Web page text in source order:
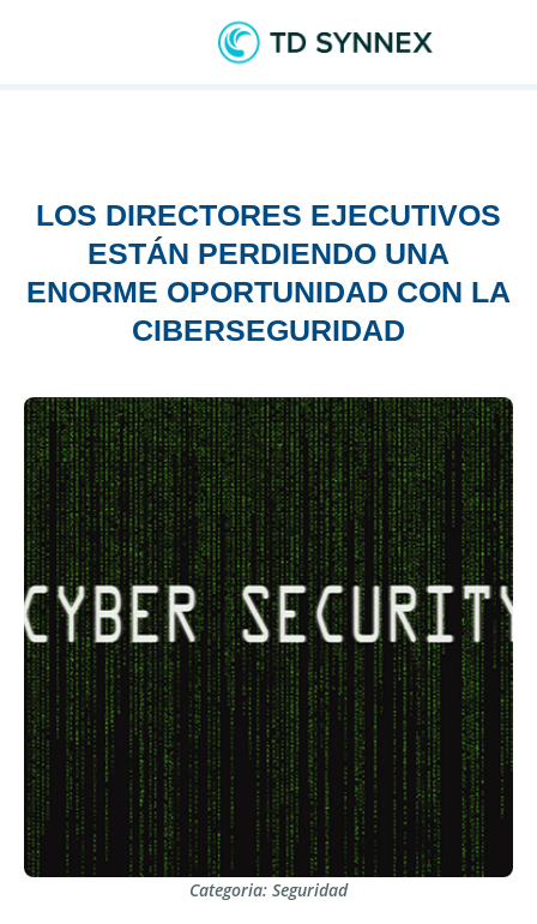
LOS DIRECTORES EJECUTIVOS
ESTÁN PERDIENDO UNA
ENORME OPORTUNIDAD CON LA
CIBERSEGURIDAD
Categoria: Seguridad